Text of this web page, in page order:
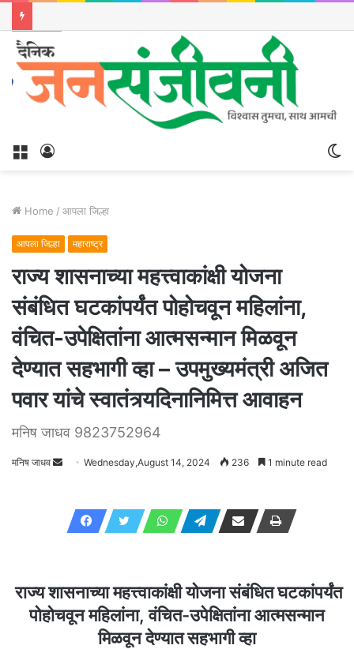
Menu
Home / आपला जिल्हा
आपला जिल्हा महाराष्ट्र
राज्य शासनाच्या महत्त्वाकांक्षी योजना
संबंधित घटकांपर्यंत पोहोचवून महिलांना,
वंचित-उपेक्षितांना आत्मसन्मान मिळवून
देण्यात सहभागी व्हा – उपमुख्यमंत्री अजित
पवार यांचे स्वातंत्र्यदिनानिमित्त आवाहन
मनिष जाधव 9823752964
मनिष जाधव
SendWednesday,August 14, 2024 236 1 minute read
राज्य शासनाच्या महत्त्वाकांक्षी योजना संबंधित घटकांपर्यंत
पोहोचवून महिलांना, वंचित-उपेक्षितांना आत्मसन्मान
मिळवून देण्यात सहभागी व्हा